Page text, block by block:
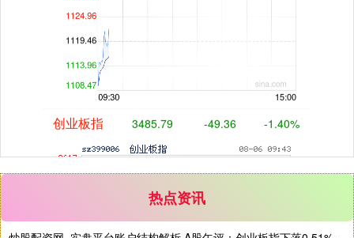
创业板指 -1.40%
热点资讯